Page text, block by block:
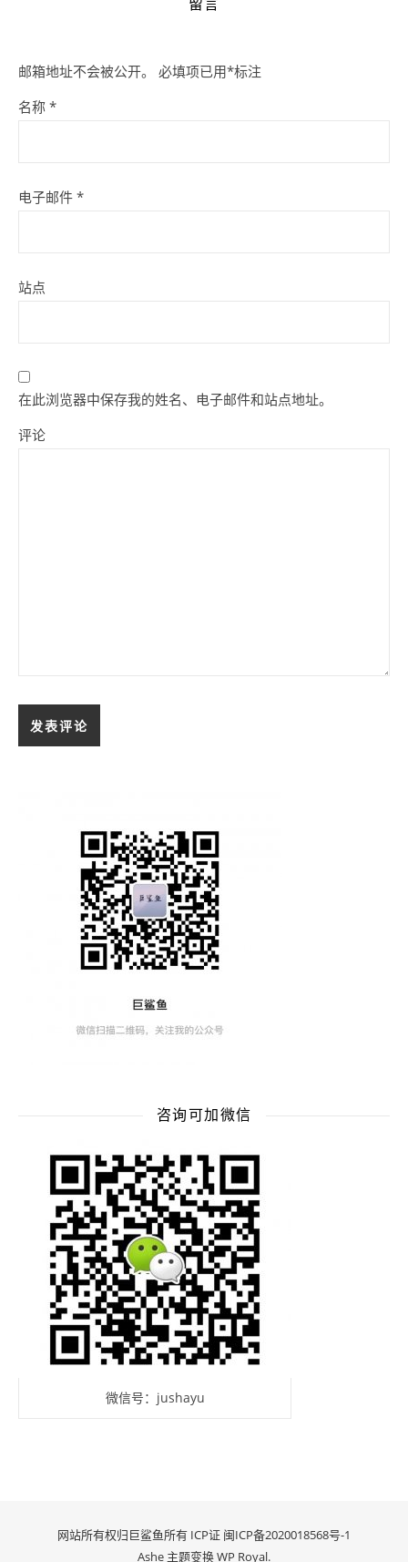
留言
邮箱地址不会被公开。 必填项已用*标注
名称 *
电子邮件 *
站点
在此浏览器中保存我的姓名、电子邮件和站点地址。
评论
咨询可加微信
微信号：jushayu
网站所有权归巨鲨鱼所有 ICP证 闽ICP备2020018568号-1
Ashe 主题变换WP Royal.